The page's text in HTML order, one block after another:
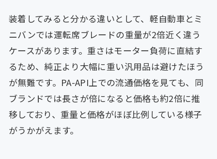
装着してみると分かる違いとして、軽自動車とミ
ニバンでは運転席ブレードの重量が2倍近く違う
ケースがあります。重さはモーター負荷に直結す
るため、純正より大幅に重い汎用品は避けたほう
が無難です。PA-API上での流通価格を見ても、同
ブランドでは長さが倍になると価格も約2倍に推
移しており、重量と価格がほぼ比例している様子
がうかがえます。